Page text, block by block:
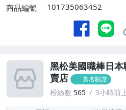
商品編號
101735063452
黑松美國職棒日
賣店
實名驗證
粉絲數 565 3小時前